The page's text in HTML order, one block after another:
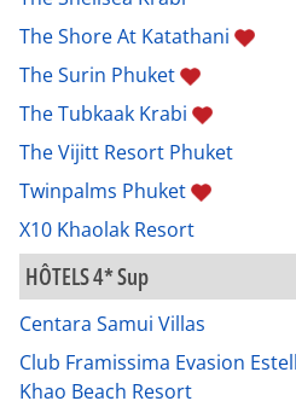
The Shore At Katathani
The Surin Phuket
The Tubkaak Krabi
The Vijitt Resort Phuket
Twinpalms Phuket
X10 Khaolak Resort
HÔTELS 4* Sup
Centara Samui Villas
Club Framissima Evasion
Khao Beach Resort